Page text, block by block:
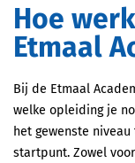
Hoe werkt een traject via de
Etmaal
Bij de Etmaal
welke opleiding je
het gewenste
startpunt. Zowel